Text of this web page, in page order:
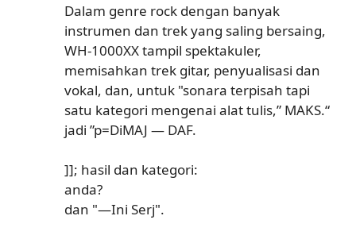
Dalam genre rock dengan banyak
instrumen dan trek yang saling bersaing,
WH-1000XX tampil spektakuler,
memisahkan trek gitar, penyualisasi dan
vokal, dan, untuk "sonara terpisah tapi
satu kategori mengenai alat tulis,” MAKS.“
jadi ”p=DiMAJ — DAF.
]]; hasil dan kategori:
anda?
dan "—Ini Serj".